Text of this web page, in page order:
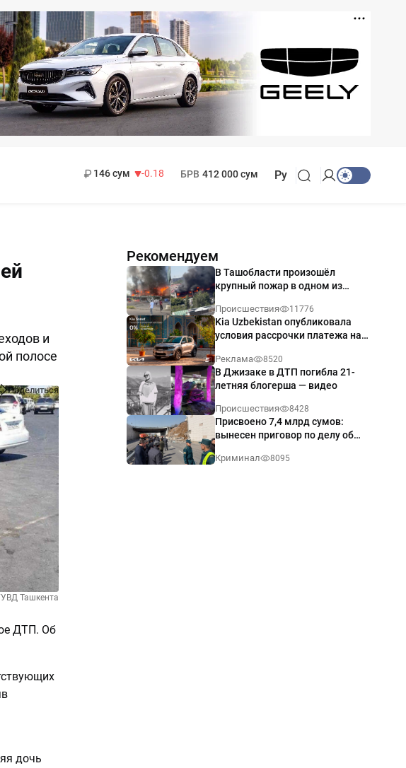
146 сум
-0.18
БРВ 412 000 сум Ру
и
полосе
Поделиться
Ташкента
ДТП. Об
дочь
Рекомендуем
В Ташобласти произошёл
крупный пожар в одном из
Происшествия 11776
Kia Uzbekistan опубликовала
условия рассрочки платежа на
годовых
Реклама 8520
В Джизаке в ДТП погибла 21-
летняя блогерша — видео
Происшествия 8428
Присвоено 7,4 млрд сумов:
вынесен приговор по делу об
Ташкенте
Криминал 8095